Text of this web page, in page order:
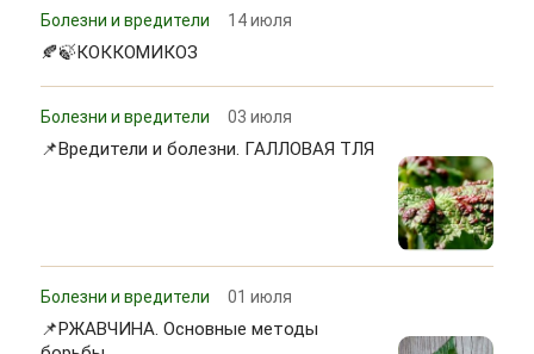
Болезни и вредители 14 июля
🍂🍃КОККОМИКОЗ
Болезни и вредители 03 июля
📌Вредители и болезни. ГАЛЛОВАЯ ТЛЯ
Болезни и вредители 01 июля
📌РЖАВЧИНА. Основные методы